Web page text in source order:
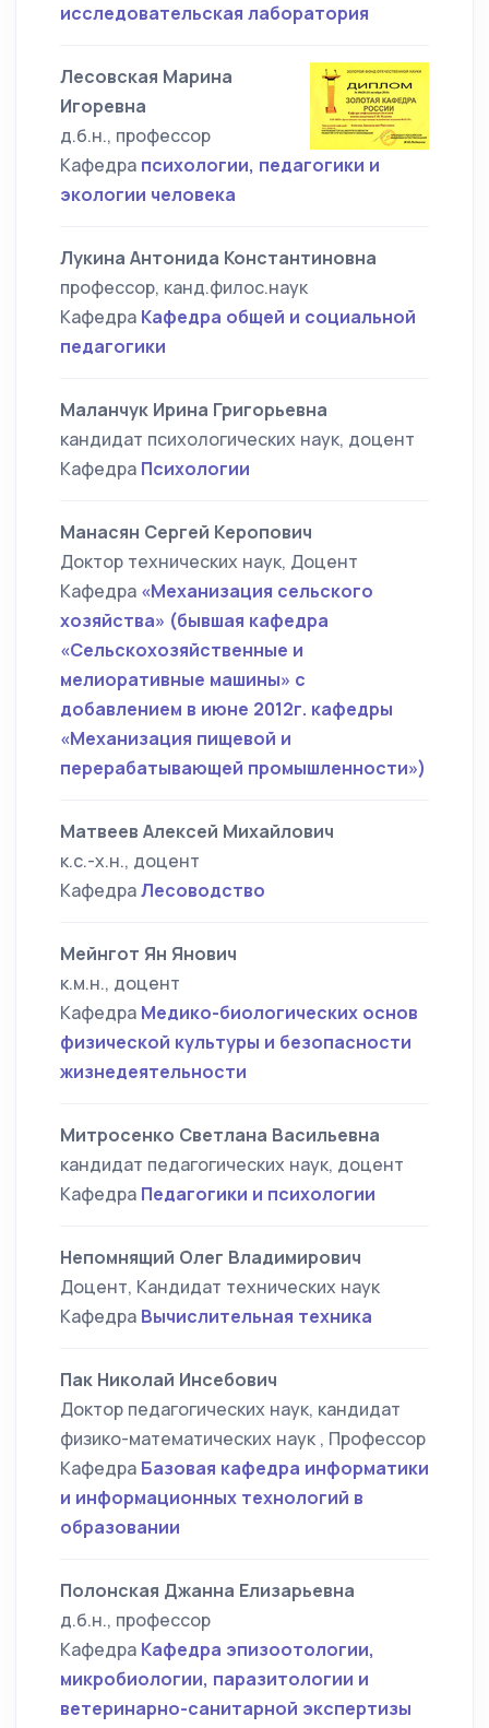
исследовательская лаборатория
Лесовская Марина
Игоревна
д.б.н., профессор
Кафедра психологии, педагогики и
экологии человека
Лукина Антонида Константиновна
профессор, канд.филос.наук
Кафедра Кафедра общей и социальной
педагогики
Маланчук Ирина Григорьевна
кандидат психологических наук, доцент
Кафедра Психологии
Манасян Сергей Керопович
Доктор технических наук, Доцент
Кафедра «Механизация сельского
хозяйства» (бывшая кафедра
«Сельскохозяйственные и
мелиоративные машины» с
добавлением в июне 2012г. кафедры
«Механизация пищевой и
перерабатывающей промышленности»)
Матвеев Алексей Михайлович
к.с.-х.н., доцент
КафедраЛесоводство
Мейнгот Ян Янович
к.м.н., доцент
Кафедра Медико-биологических основ
физической культуры и безопасности
жизнедеятельности
Митросенко Светлана Васильевна
кандидат педагогических наук, доцент
Кафедра Педагогики и психологии
Непомнящий Олег Владимирович
Доцент, Кандидат технических наук
Кафедра Вычислительная техника
Пак Николай Инсебович
Доктор педагогических наук, кандидат
физико-математических наук , Профессор
Кафедра Базовая кафедра информатики
и информационных технологий в
образовании
Полонская Джанна Елизарьевна
д.б.н., профессор
Кафедра Кафедра эпизоотологии,
микробиологии, паразитологии и
ветеринарно-санитарной экспертизы